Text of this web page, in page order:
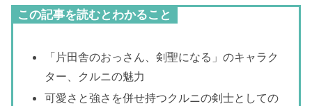
この記事を読むとわかること
「片田舎のおっさん、剣聖になる」のキャラク
ター、クルニの魅力
可愛さと強さを併せ持つクルニの剣士としての